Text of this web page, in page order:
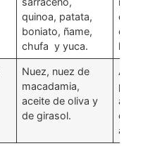
quinoa, patata,
boniato, ñame,
chufa y yuca.
lúpulo.
Nuez, nuez de
macadamia,
aceite de oliva y
de girasol.